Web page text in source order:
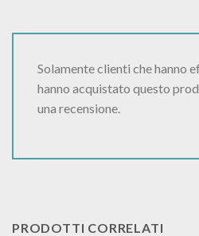
Solamente clienti che hanno
hanno acquistato questo
una recensione.
PRODOTTI CORRELATI